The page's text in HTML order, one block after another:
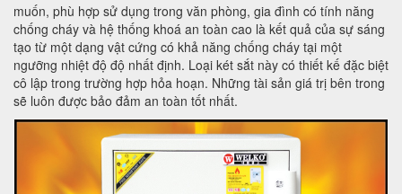
muốn, phù hợp sử dụng trong văn phòng, gia đình có tính năng
chống cháy và hệ thống khoá an toàn cao là kết quả của sự sáng
tạo từ một dạng vật cứng có khả năng chống cháy tại một
ngưỡng nhiệt độ độ nhất định. Loại két sắt này có thiết kế đặc biệt
cô lập trong trường hợp hỏa hoạn. Những tài sản giá trị bên trong
sẽ luôn được bảo đảm an toàn tốt nhất.